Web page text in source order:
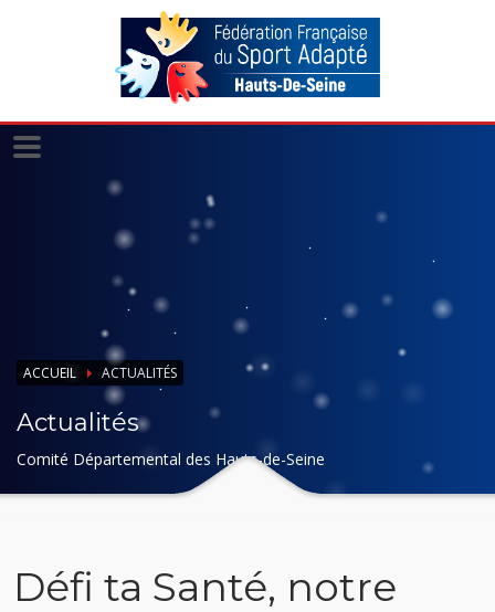
ACCUEIL ACTUALITÉS
Actualités
Comité Départemental des Hauts-de-Seine
Défi ta Santé, notre
Panneau de gestion des cookies